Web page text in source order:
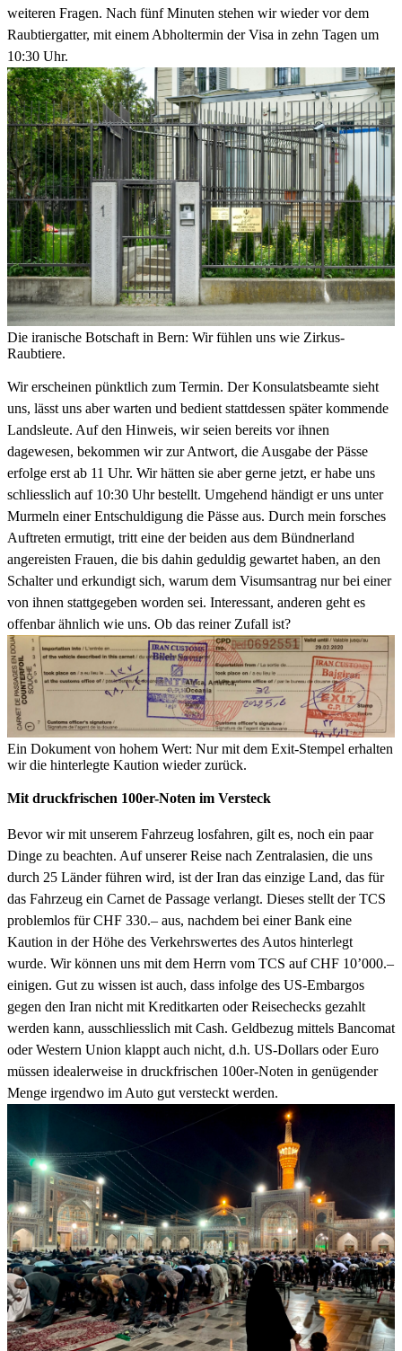
weiteren Fragen. Nach fünf Minuten stehen wir wieder vor dem
Raubtiergatter, mit einem Abholtermin der Visa in zehn Tagen um
10:30 Uhr.
Die iranische Botschaft in Bern: Wir fühlen uns wie Zirkus-
Raubtiere.
Wir erscheinen pünktlich zum Termin. Der Konsulatsbeamte sieht
uns, lässt uns aber warten und bedient stattdessen später kommende
Landsleute. Auf den Hinweis, wir seien bereits vor ihnen
dagewesen, bekommen wir zur Antwort, die Ausgabe der Pässe
erfolge erst ab 11 Uhr. Wir hätten sie aber gerne jetzt, er habe uns
schliesslich auf 10:30 Uhr bestellt. Umgehend händigt er uns unter
Murmeln einer Entschuldigung die Pässe aus. Durch mein forsches
Auftreten ermutigt, tritt eine der beiden aus dem Bündnerland
angereisten Frauen, die bis dahin geduldig gewartet haben, an den
Schalter und erkundigt sich, warum dem Visumsantrag nur bei einer
von ihnen stattgegeben worden sei. Interessant, anderen geht es
offenbar ähnlich wie uns. Ob das reiner Zufall ist?
Ein Dokument von hohem Wert: Nur mit dem Exit-Stempel erhalten
wir die hinterlegte Kaution wieder zurück.
Mit druckfrischen 100er-Noten im Versteck
Bevor wir mit unserem Fahrzeug losfahren, gilt es, noch ein paar
Dinge zu beachten. Auf unserer Reise nach Zentralasien, die uns
durch 25 Länder führen wird, ist der Iran das einzige Land, das für
das Fahrzeug ein Carnet de Passage verlangt. Dieses stellt der TCS
problemlos für CHF 330.– aus, nachdem bei einer Bank eine
Kaution in der Höhe des Verkehrswertes des Autos hinterlegt
wurde. Wir können uns mit dem Herrn vom TCS auf CHF 10’000.–
einigen. Gut zu wissen ist auch, dass infolge des US-Embargos
gegen den Iran nicht mit Kreditkarten oder Reisechecks gezahlt
werden kann, ausschliesslich mit Cash. Geldbezug mittels Bancomat
oder Western Union klappt auch nicht, d.h. US-Dollars oder Euro
müssen idealerweise in druckfrischen 100er-Noten in genügender
Menge irgendwo im Auto gut versteckt werden.